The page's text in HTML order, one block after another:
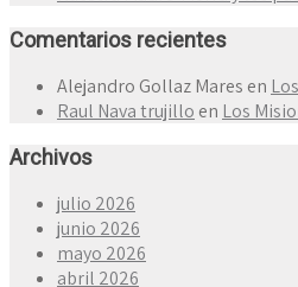
Comentarios recientes
Alejandro Gollaz Mares en
Raul Nava trujillo en Los
Archivos
julio 2026
junio 2026
mayo 2026
abril 2026